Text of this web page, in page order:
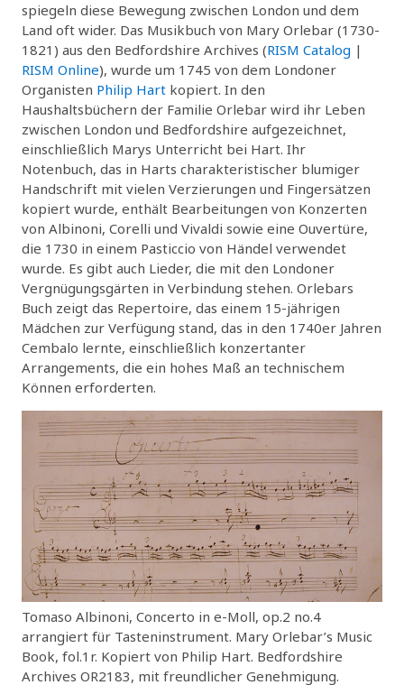
spiegeln diese Bewegung zwischen London und dem
Land oft wider. Das Musikbuch von Mary Orlebar (1730-
1821) aus den Bedfordshire Archives (RISM Catalog |
RISM Online), wurde um 1745 von dem Londoner
Organisten Philip Hart kopiert. In den
Haushaltsbüchern der Familie Orlebar wird ihr Leben
zwischen London und Bedfordshire aufgezeichnet,
einschließlich Marys Unterricht bei Hart. Ihr
Notenbuch, das in Harts charakteristischer blumiger
Handschrift mit vielen Verzierungen und Fingersätzen
kopiert wurde, enthält Bearbeitungen von Konzerten
von Albinoni, Corelli und Vivaldi sowie eine Ouvertüre,
die 1730 in einem Pasticcio von Händel verwendet
wurde. Es gibt auch Lieder, die mit den Londoner
Vergnügungsgärten in Verbindung stehen. Orlebars
Buch zeigt das Repertoire, das einem 15-jährigen
Mädchen zur Verfügung stand, das in den 1740er Jahren
Cembalo lernte, einschließlich konzertanter
Arrangements, die ein hohes Maß an technischem
Können erforderten.
Tomaso Albinoni, Concerto in e-Moll, op.2 no.4
arrangiert für Tasteninstrument. Mary Orlebar’s Music
Book, fol.1r. Kopiert von Philip Hart. Bedfordshire
Archives OR2183, mit freundlicher Genehmigung.